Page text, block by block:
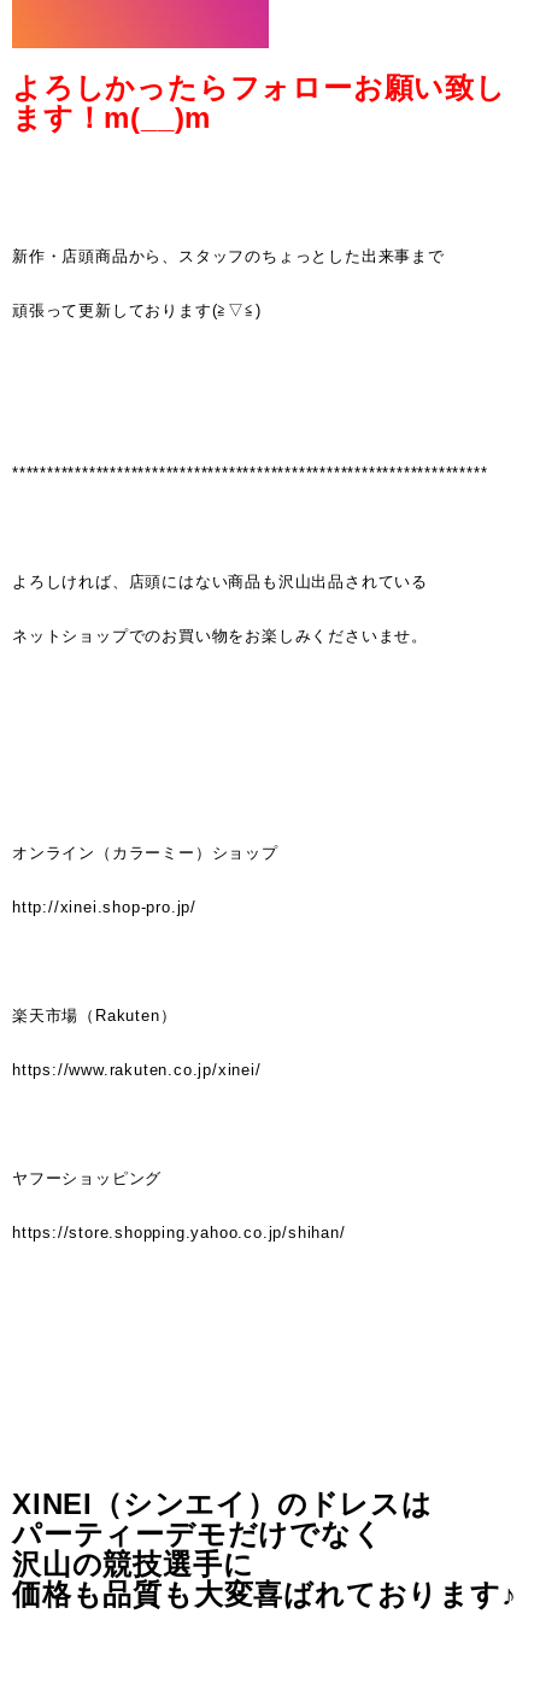
よろしかったらフォローお願い致し
ます！m(__)m
新作・店頭商品から、スタッフのちょっとした出来事まで
頑張って更新しております(≧▽≦)
********************************************************************
よろしければ、店頭にはない商品も沢山出品されている
ネットショップでのお買い物をお楽しみくださいませ。
オンライン（カラーミー）ショップ
http://xinei.shop-pro.jp/
楽天市場（Rakuten）
https://www.rakuten.co.jp/xinei/
ヤフーショッピング
https://store.shopping.yahoo.co.jp/shihan/
XINEI（シンエイ）のドレスは
パーティーデモだけでなく
沢山の競技選手に
価格も品質も大変喜ばれております♪